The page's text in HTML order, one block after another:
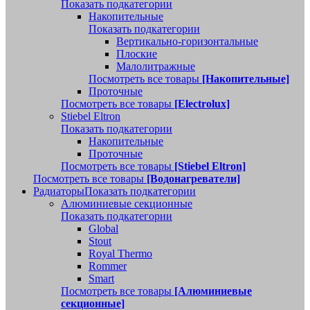
Показать подкатегории
Накопительные
Показать подкатегории
Вертикально-горизонтальные
Плоские
Малолитражные
Посмотреть все товары [Накопительные]
Проточные
Посмотреть все товары [Electrolux]
Stiebel Eltron
Показать подкатегории
Накопительные
Проточные
Посмотреть все товары [Stiebel Eltron]
Посмотреть все товары [Водонагреватели]
РадиаторыПоказать подкатегории
Алюминиевые секционные
Показать подкатегории
Global
Stout
Royal Thermo
Rommer
Smart
Посмотреть все товары [Алюминиевые
секционные]